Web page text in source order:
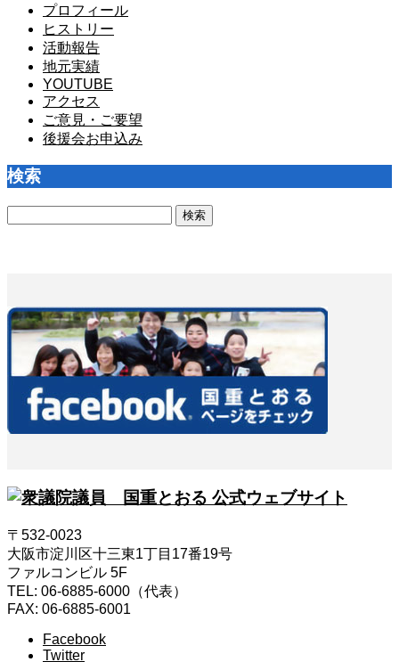
プロフィール
ヒストリー
活動報告
地元実績
YOUTUBE
アクセス
ご意見・ご要望
後援会お申込み
検索
〒532-0023
大阪市淀川区十三東1丁目17番19号
ファルコンビル 5F
TEL: 06-6885-6000（代表）
FAX: 06-6885-6001
Facebook
Twitter